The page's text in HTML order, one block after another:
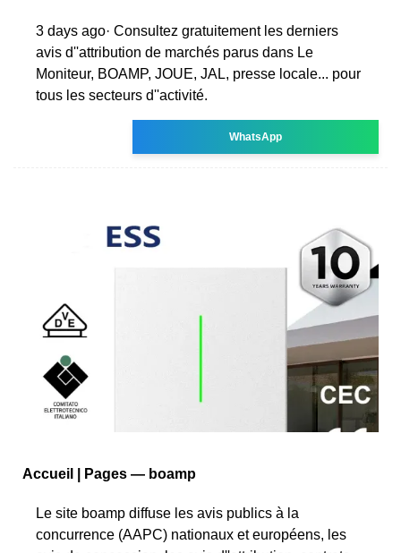
3 days ago· Consultez gratuitement les derniers
avis d''attribution de marchés parus dans Le
Moniteur, BOAMP, JOUE, JAL, presse locale... pour
tous les secteurs d''activité.
WhatsApp
Accueil | Pages — boamp
Le site boamp diffuse les avis publics à la
concurrence (AAPC) nationaux et européens, les